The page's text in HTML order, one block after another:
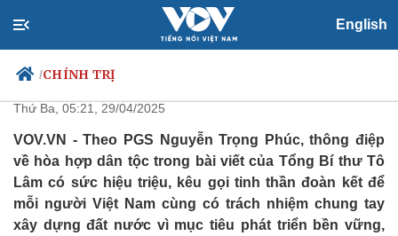
English
/CHÍNH TRỊ
Chính trị
Đảng
Tổ chức nhân sự
Quốc hội
Xã hội
Tin 24h
Dự báo thời tiết
Giáo dục
Bài viết của Tổng Bí thư Tô Lâm
và thông điệp về hòa hợp dân tộc
Thứ Ba, 05:21, 29/04/2025
VOV.VN - Theo PGS Nguyễn Trọng Phúc, thông điệp
về hòa hợp dân tộc trong bài viết của Tổng Bí thư Tô
Lâm có sức hiệu triệu, kêu gọi tinh thần đoàn kết để
mỗi người Việt Nam cùng có trách nhiệm chung tay
xây dựng đất nước vì mục tiêu phát triển bền vững,